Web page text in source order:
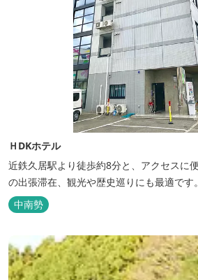
ＨDKホテル
近鉄久居駅より徒歩約8分と、アクセスに
の出張滞在、観光や歴史巡りにも最適です。
中南勢